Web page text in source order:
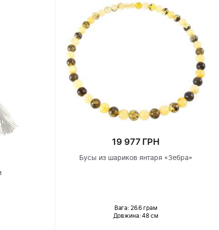
19 977 ГРН
Бусы из шариков янтаря «Зебра»
Вага: 26.6 грам
Довжина:48 см